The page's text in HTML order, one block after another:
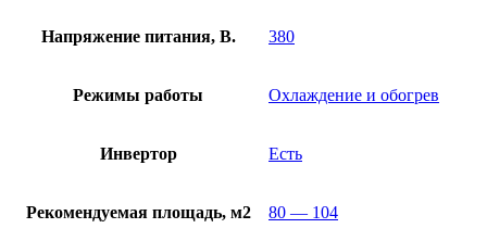
Напряжение питания, В. 380
Режимы работы Охлаждение и обогрев
Инвертор Есть
Рекомендуемая площадь, м2 80 — 104